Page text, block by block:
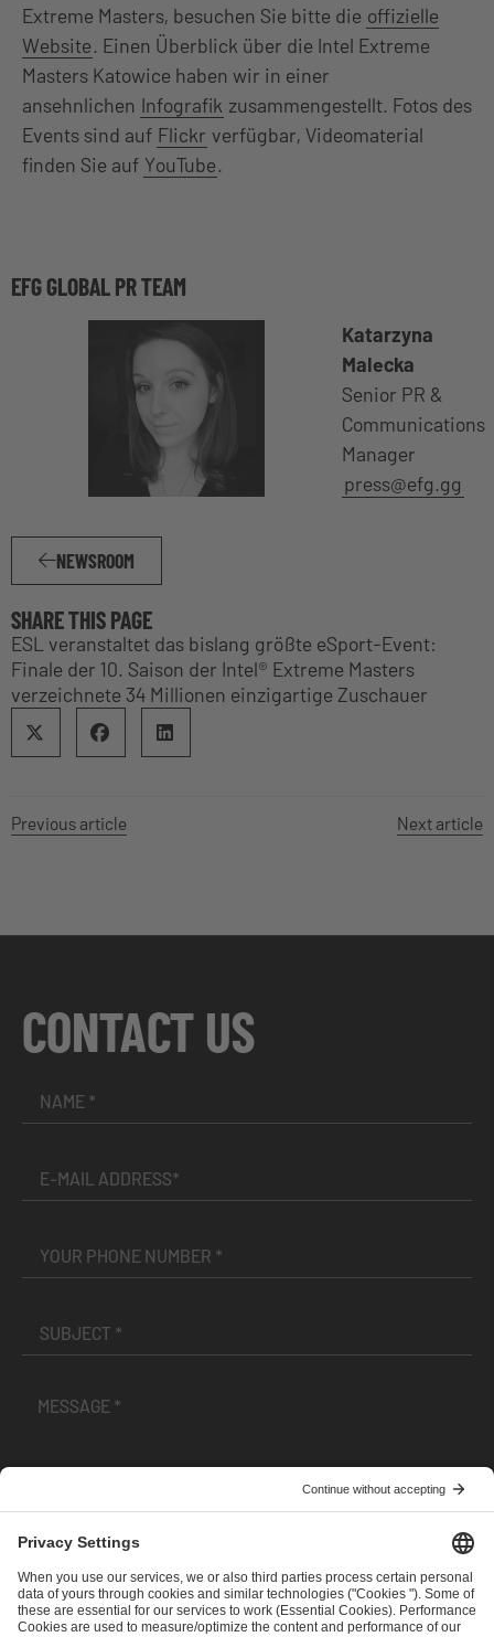
Extreme Masters, besuchen Sie bitte die offizielle
Website. Einen Überblick über die Intel Extreme
Masters Katowice haben wir in einer
ansehnlichen Infografik zusammengestellt. Fotos des
Events sind auf Flickr verfügbar, Videomaterial
finden Sie auf YouTube.
EFG GLOBAL PR TEAM
Katarzyna
Malecka
Senior PR &
Communications
Manager
press@efg.gg
NEWSROOM
SHARE THIS PAGE
ESL veranstaltet das bislang größte eSport-Event:
Finale der 10. Saison der Intel® Extreme Masters
verzeichnete 34 Millionen einzigartige Zuschauer
Previous article Next article
CONTACT US
andPrivacy Policy